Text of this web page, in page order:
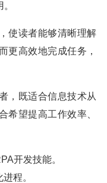
使读者能够清晰理解
更高效地完成任务，
，既适合信息技术从
希望提高工作效率、
开发技能。
程。